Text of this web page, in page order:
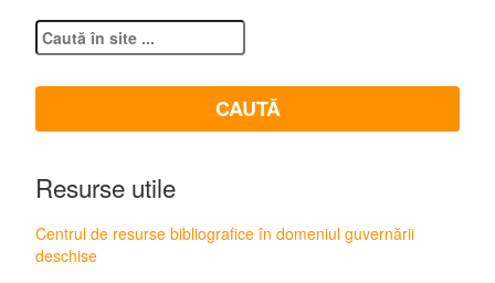
Resurse utile
Centrul de resurse bibliografice în domeniul guvernării
deschise